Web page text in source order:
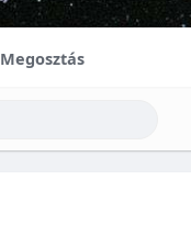
Megosztás